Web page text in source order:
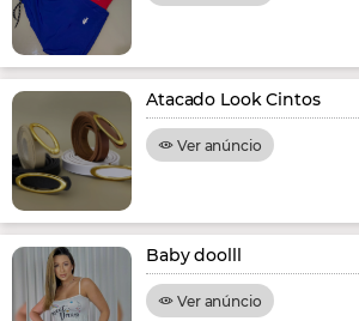
Atacado Look Cintos
Ver anúncio
Baby doolll
Ver anúncio